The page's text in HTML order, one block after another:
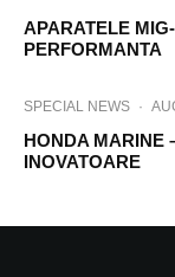
APARATELE
PERFORMANTA
SPECIAL NEWS ·
HONDA MARINE
INOVATOARE